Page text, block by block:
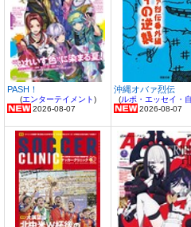
PASH！
(エンターテイメント)
2026-08-07
沖縄オバァ烈伝
(ルポ・エッセイ・
2026-08-07